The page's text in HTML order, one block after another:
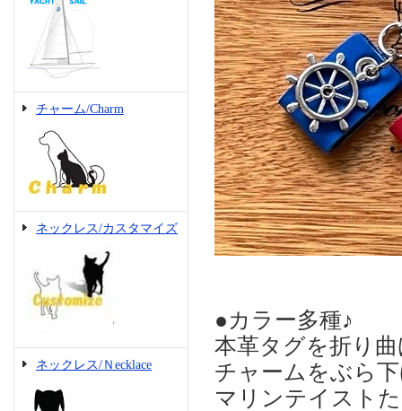
チャーム/Charm
ネックレス/カスタマイズ
ネックレス/Ｎecklace
●カラー多種♪
本革タグを折り
チャームをぶら
マリンテイスト